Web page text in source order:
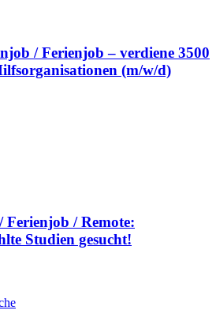
/ Ferienjob – verdiene 3500
(m/w/d)
/ Remote:
Studien gesucht!